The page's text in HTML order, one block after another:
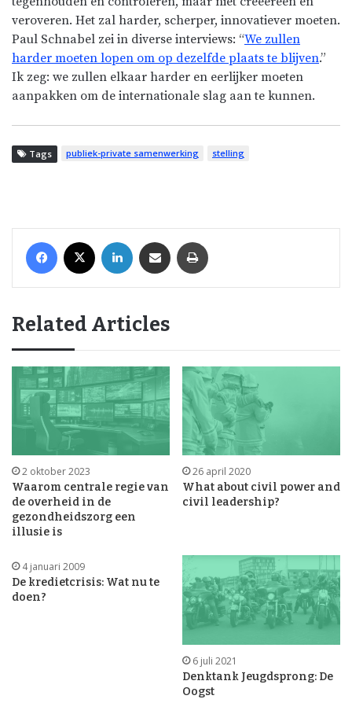
veroveren. Het zal harder, scherper, innovatiever moeten.
Paul Schnabel zei in diverse interviews: “We zullen
harder moeten lopen om op dezelfde plaats te blijven.”
Ik zeg: we zullen elkaar harder en eerlijker moeten
aanpakken om de internationale slag aan te kunnen.
Tags publiek-private samenwerking stelling
Related Articles
2 oktober 2023
Waarom centrale regie van
de overheid in de
gezondheidszorg een
illusie is
26 april 2020
What about civil power and
civil leadership?
4 januari 2009
De kredietcrisis: Wat nu te
doen?
6 juli 2021
Denktank Jeugdsprong: De
Oogst